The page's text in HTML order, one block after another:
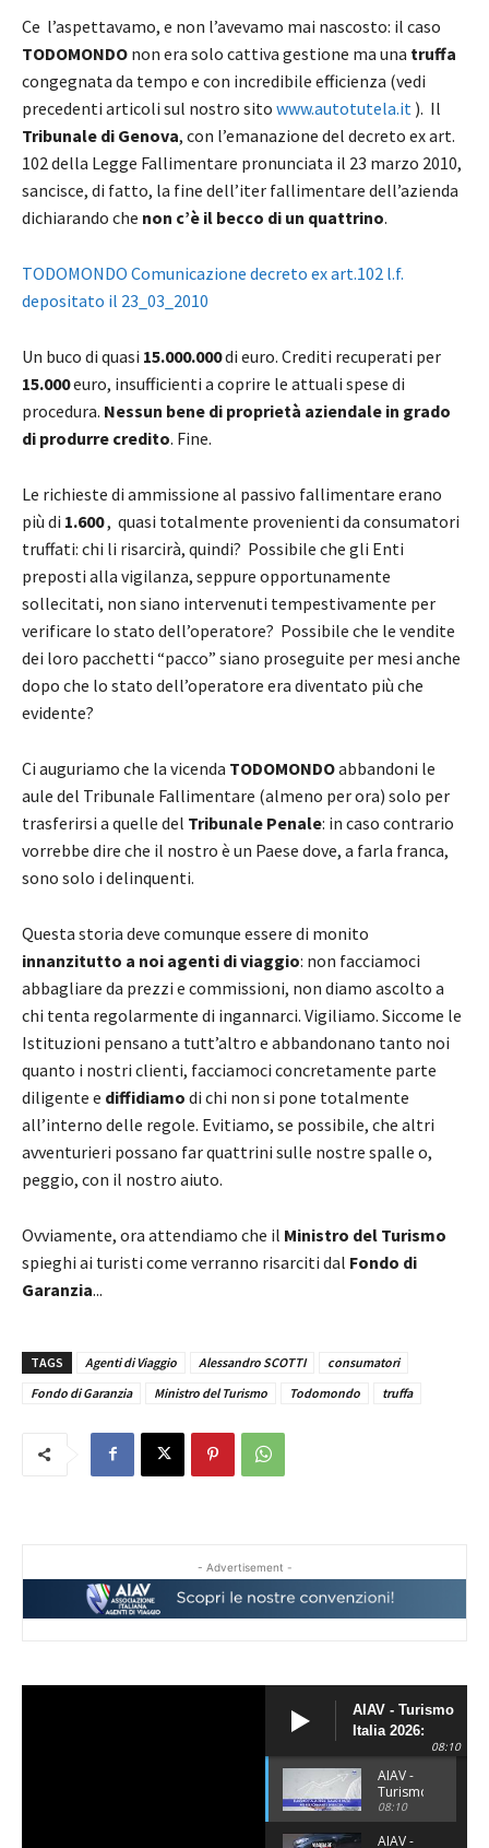
Ce l’aspettavamo, e non l’avevamo mai nascosto: il caso
TODOMONDO non era solo cattiva gestione ma una truffa
congegnata da tempo e con incredibile efficienza (vedi
precedenti articoli sul nostro sito www.autotutela.it ). Il
Tribunale di Genova, con l’emanazione del decreto ex art.
102 della Legge Fallimentare pronunciata il 23 marzo 2010,
sancisce, di fatto, la fine dell’iter fallimentare dell’azienda
dichiarando che non c’è il becco di un quattrino.
TODOMONDO Comunicazione decreto ex art.102 l.f.
depositato il 23_03_2010
Un buco di quasi 15.000.000di euro. Crediti recuperati per
15.000euro, insufficienti a coprire le attuali spese di
procedura. Nessun bene di proprietà aziendale in grado
di produrre credito. Fine.
Le richieste di ammissione al passivo fallimentare erano
più di 1.600, quasi totalmente provenienti da consumatori
truffati: chi li risarcirà, quindi? Possibile che gli Enti
preposti alla vigilanza, seppure opportunamente
sollecitati, non siano intervenuti tempestivamente per
verificare lo stato dell’operatore? Possibile che le vendite
dei loro pacchetti “pacco” siano proseguite per mesi anche
dopo che lo stato dell’operatore era diventato più che
evidente?
Ci auguriamo che la vicenda TODOMONDOabbandoni le
aule del Tribunale Fallimentare (almeno per ora) solo per
trasferirsi a quelle del Tribunale Penale: in caso contrario
vorrebbe dire che il nostro è un Paese dove, a farla franca,
sono solo i delinquenti.
Questa storia deve comunque essere di monito
innanzitutto a noi agenti di viaggio: non facciamoci
abbagliare da prezzi e commissioni, non diamo ascolto a
chi tenta regolarmente di ingannarci. Vigiliamo. Siccome le
Istituzioni pensano a tutt’altro e abbandonano tanto noi
quanto i nostri clienti, facciamoci concretamente parte
diligente e diffidiamo di chi non si pone totalmente
all’interno delle regole. Evitiamo, se possibile, che altri
avventurieri possano far quattrini sulle nostre spalle o,
peggio, con il nostro aiuto.
Ovviamente, ora attendiamo che il Ministro del Turismo
spieghi ai turisti come verranno risarciti dal Fondo di
Garanzia...
TAGS Agenti di Viaggio Alessandro SCOTTI
consumatori
Fondo di Garanzia
Ministro del Turismo Todomondo truffa
- Advertisement -
AIAV - Turismo
Italia 2026:
siamo il Paese
più
performante
d'Europa.
08:10
AIAV -
Turismo
Italia
2026:
siamo
08:10
AIAV -